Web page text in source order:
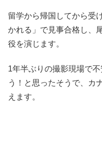
留学から帰国してから受
かれる」で見事合格し、
役を演じます。
1年半ぶりの撮影現場で
う！と思ったそうで、カ
えます。